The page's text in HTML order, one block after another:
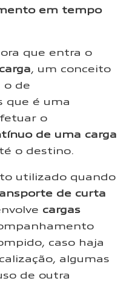
em tempo
que entra o
, um conceito
o de
que é uma
o
de uma carga
o destino.
utilizado quando
de curta
cargas
caso haja
algumas
de outra